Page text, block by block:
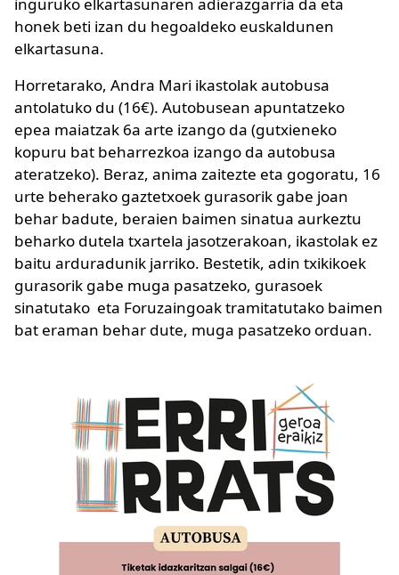
honek beti izan du hegoaldeko euskaldunen
elkartasuna.
Horretarako, Andra Mari ikastolak autobusa
antolatuko du (16€). Autobusean apuntatzeko
epea maiatzak 6a arte izango da (gutxieneko
kopuru bat beharrezkoa izango da autobusa
ateratzeko). Beraz, anima zaitezte eta gogoratu, 16
urte beherako gaztetxoek gurasorik gabe joan
behar badute, beraien baimen sinatua aurkeztu
beharko dutela txartela jasotzerakoan, ikastolak ez
baitu arduradunik jarriko. Bestetik, adin txikikoek
gurasorik gabe muga pasatzeko, gurasoek
sinatutako eta Foruzaingoak tramitatutako baimen
bat eraman behar dute, muga pasatzeko orduan.